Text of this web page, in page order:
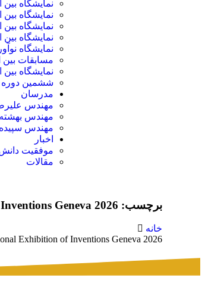
نمایشگاه
نمایشگاه
نمايشگاه
نمايشگاه بين
نمایشگاه
مسابقات بين
نمایشگاه بين
ششمین دوره
مدرسان
مهندس
مهندس
مهندس
اخبار
موفقیت دانش
مقالات
برچسب: The 51st International Exhibition of Inventions Geneva 2026
خانه
Exhibition of Inventions Geneva 2026”